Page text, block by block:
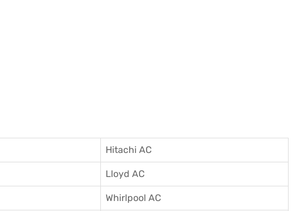
Hitachi AC
Lloyd AC
Whirlpool AC